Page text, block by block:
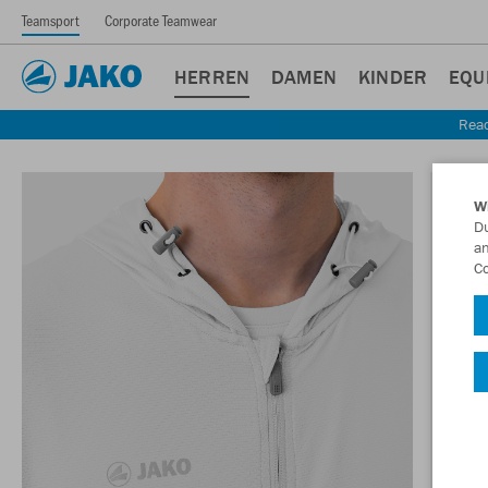
Teamsport Corporate Teamwear
HERREN DAMEN KINDER